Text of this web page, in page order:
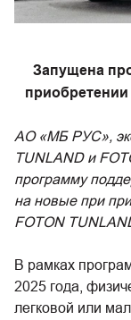
Запущена
приобретении
АО «МБ РУС»,
TUNLAND и
программу
на новые при
FOTON
В рамках
2025 года,
легковой или